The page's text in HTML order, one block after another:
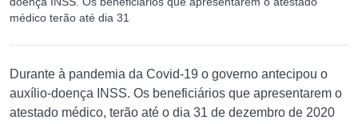
médico terão até dia 31
Durante à pandemia da Covid-19 o governo antecipou o
auxílio-doença INSS. Os beneficiários que apresentarem o
atestado médico, terão até o dia 31 de dezembro de 2020